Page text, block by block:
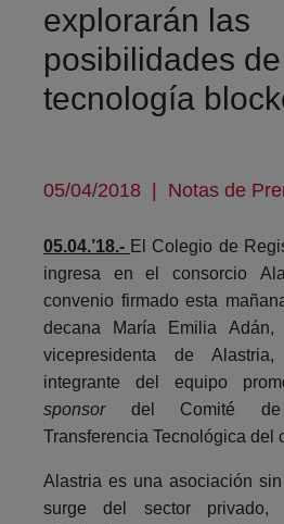
explorarán las
posibilidades
tecnología
05/04/2018 | Notas de
05.04.’18.- El Colegio de
ingresa en el consorcio
convenio firmado esta
decana María Emilia Adán,
vicepresidenta de
integrante del equipo
sponsordel Comité de
Transferencia Tecnológica del
Alastria es una asociación
surge del sector